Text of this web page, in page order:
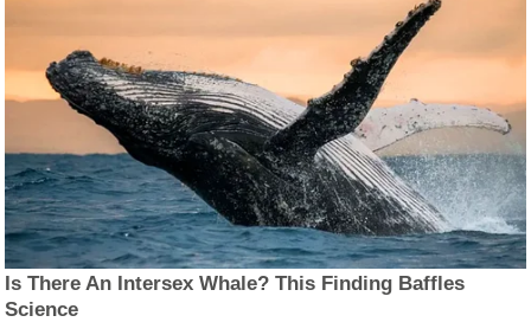
Is There An Intersex Whale? This Finding Baffles
Science